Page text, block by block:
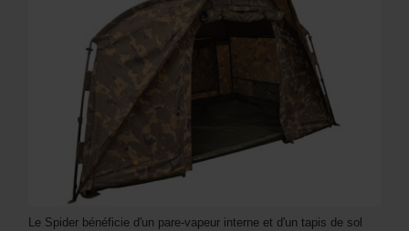
Le Spider bénéficie d'un pare-vapeur interne et d'un tapis de sol